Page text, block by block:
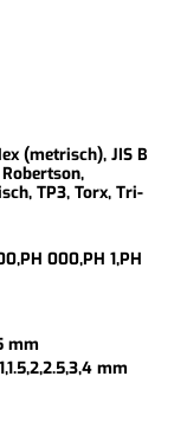
(metrisch), JIS B
TP3, Torx, Tri-
000,PH 1,PH
mm
mm